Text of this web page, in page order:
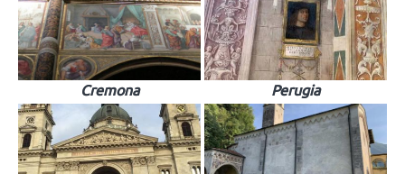
Cremona Perugia